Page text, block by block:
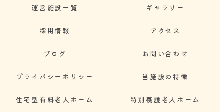
運営施設一覧 ギャラリー
採用情報 アクセス
ブログ お問い合わせ
プライバシーポリシー 当施設の特徴
住宅型有料老人ホーム 特別養護老人ホーム